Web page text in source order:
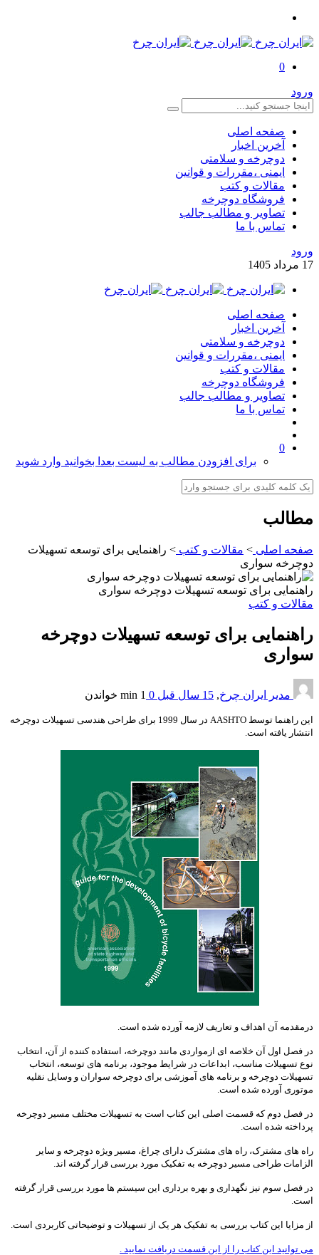
0
ورود
صفحه اصلی
آخرین اخبار
دوچرخه و سلامتی
ایمنی ،مقررات و قوانین
مقالات و کتب
فروشگاه دوچرخه
تصاویر و مطالب جالب
تماس با ما
ورود
17 مرداد 1405
صفحه اصلی
آخرین اخبار
دوچرخه و سلامتی
ایمنی ،مقررات و قوانین
مقالات و کتب
فروشگاه دوچرخه
تصاویر و مطالب جالب
تماس با ما
0
برای افزودن مطالب به لیست بعدا بخوانید وارد شوید
مطالب
صفحه اصلی > مقالات و کتب > راهنمایی برای توسعه تسهیلات
دوچرخه سواری
راهنمایی برای توسعه تسهیلات دوچرخه سواری
مقالات و کتب
راهنمایی برای توسعه تسهیلات دوچرخه
سواری
مدیر ایران چرخ, 15 سال قبل 0
1 min خواندن
این راهنما توسط AASHTO در سال 1999 برای طراحی هندسی تسهیلات دوچرخه
انتشار یافته است.
درمقدمه آن اهداف و تعاریف لازمه آورده شده است.
در فصل اول آن خلاصه ای ازمواردی مانند دوچرخه، استفاده کننده از آن، انتخاب
نوع تسهیلات مناسب، ابداعات در شرایط موجود، برنامه های توسعه، انتخاب
تسهیلات دوچرخه و برنامه های آموزشی برای دوچرخه سواران و وسایل نقلیه
موتوری آورده شده است.
در فصل دوم که قسمت اصلی این کتاب است به تسهیلات مختلف مسیر دوچرخه
پرداخته شده است.
راه های مشترک، راه های مشترک دارای چراغ، مسیر ویژه دوچرخه و سایر
الزامات طراحی مسیر دوچرخه به تفکیک مورد بررسی قرار گرفته اند.
در فصل سوم نیز نگهداری و بهره برداری این سیستم ها مورد بررسی قرار گرفته
است.
از مزایا این کتاب بررسی به تفکیک هر یک از تسهیلات و توضیحاتی کاربردی است.
می توانید این کتاب را از این قسمت دریافت نمایید .